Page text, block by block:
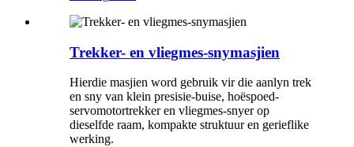
Trekker- en vliegmes-snymasjien
Hierdie masjien word gebruik vir die aanlyn trek
en sny van klein presisie-buise, hoëspoed-
servomotortrekker en vliegmes-snyer op
dieselfde raam, kompakte struktuur en gerieflike
werking.